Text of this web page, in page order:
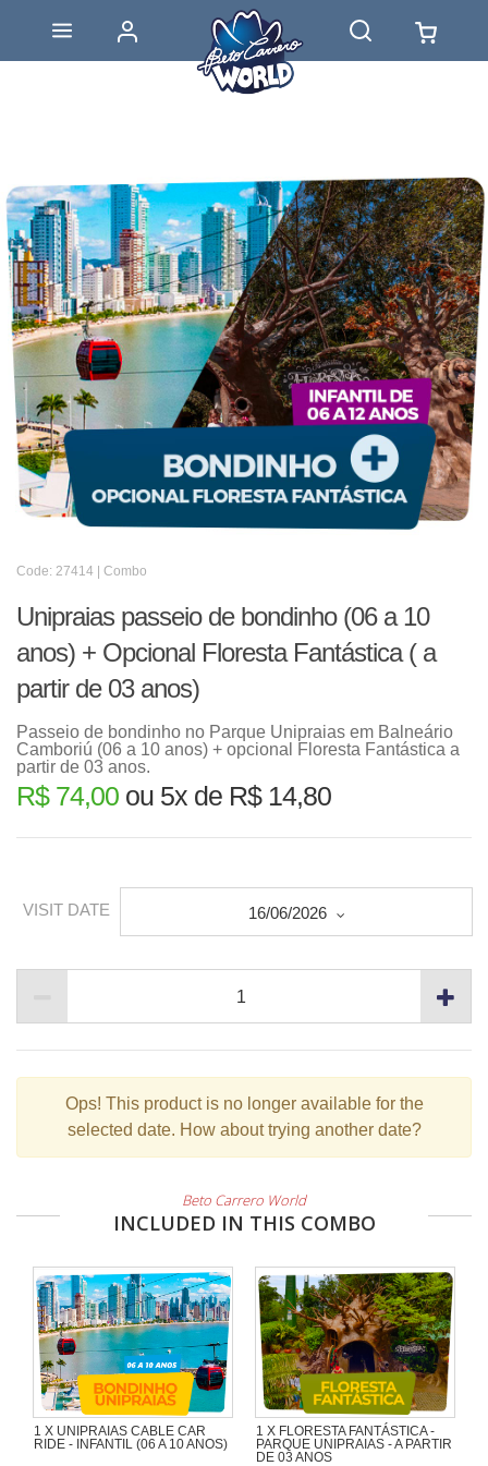
Code: 27414 | Combo
Unipraias passeio de bondinho (06 a 10
anos) + Opcional Floresta Fantástica ( a
partir de 03 anos)
Passeio de bondinho no Parque Unipraias em Balneário
Camboriú (06 a 10 anos) + opcional Floresta Fantástica a
partir de 03 anos.
R$ 74,00 ou 5x de R$ 14,80
VISIT DATE 16/06/2026
Ops! This product is no longer available for the
selected date. How about trying another date?
Beto Carrero World
INCLUDED IN THIS COMBO
1 X UNIPRAIAS CABLE CAR
RIDE - INFANTIL (06 A 10 ANOS)
1 X FLORESTA FANTÁSTICA -
PARQUE UNIPRAIAS - A PARTIR
DE 03 ANOS